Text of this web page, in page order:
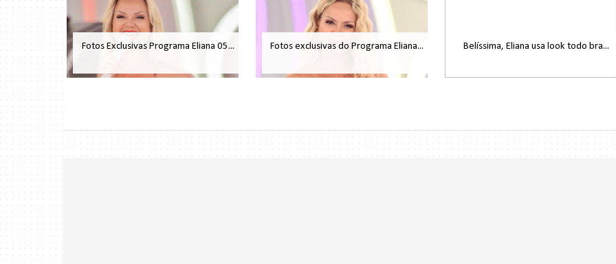
Fotos Exclusivas Programa Eliana 05... Fotos exclusivas do Programa Eliana... Belíssima, Eliana usa look todo bra...